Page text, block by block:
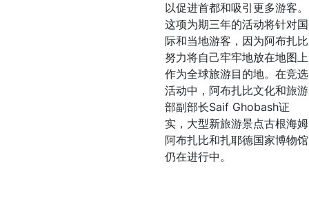
以促进首都和吸引更多游客。
这项为期三年的活动将针对国
际和当地游客，因为阿布扎比
努力将自己牢牢地放在地图上
作为全球旅游目的地。 在竞选
活动中，阿布扎比文化和旅游
部副部长Saif Ghobash证
实，大型新旅游景点古根海姆
阿布扎比和扎耶德国家博物馆
仍在进行中。